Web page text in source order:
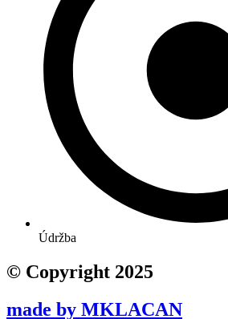
Údržba
© Copyright 2025
made by MKLACAN